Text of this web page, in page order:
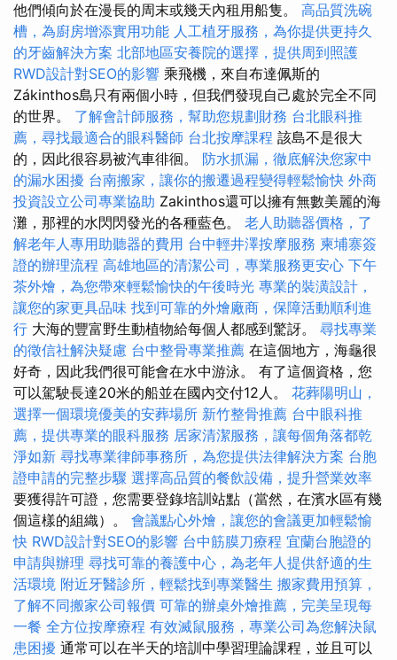
他們傾向於在漫長的周末或幾天內租用船隻。 高品質洗碗
槽，為廚房增添實用功能 人工植牙服務，為你提供更持久
的牙齒解決方案 北部地區安養院的選擇，提供周到照護
RWD設計對SEO的影響 乘飛機，來自布達佩斯的
Zákinthos島只有兩個小時，但我們發現自己處於完全不同
的世界。 了解會計師服務，幫助您規劃財務 台北眼科推
薦，尋找最適合的眼科醫師 台北按摩課程 該島不是很大
的，因此很容易被汽車徘徊。 防水抓漏，徹底解決您家中
的漏水困擾 台南搬家，讓你的搬遷過程變得輕鬆愉快 外商
投資設立公司專業協助 Zakinthos還可以擁有無​​數美麗的海
灘，那裡的水閃閃發光的各種藍色。 老人助聽器價格，了
解老年人專用助聽器的費用 台中輕井澤按摩服務 柬埔寨簽
證的辦理流程 高雄地區的清潔公司，專業服務更安心 下午
茶外燴，為您帶來輕鬆愉快的午後時光 專業的裝潢設計，
讓您的家更具品味 找到可靠的外燴廠商，保障活動順利進
行 大海的豐富野生動植物給每個人都感到驚訝。 尋找專業
的徵信社解決疑慮 台中整骨專業推薦 在這個地方，海龜很
好奇，因此我們很可能會在水中游泳。 有了這個資格，您
可以駕駛長達20米的船並在國內交付12人。 花葬陽明山，
選擇一個環境優美的安葬場所 新竹整骨推薦 台中眼科推
薦，提供專業的眼科服務 居家清潔服務，讓每個角落都乾
淨如新 尋找專業律師事務所，為您提供法律解決方案 台胞
證申請的完整步驟 選擇高品質的餐飲設備，提升營業效率
要獲得許可證，您需要登錄培訓站點（當然，在濱水區有幾
個這樣的組織）。 會議點心外燴，讓您的會議更加輕鬆愉
快 RWD設計對SEO的影響 台中筋膜刀療程 宜蘭台胞證的
申請與辦理 尋找可靠的養護中心，為老年人提供舒適的生
活環境 附近牙醫診所，輕鬆找到專業醫生 搬家費用預算，
了解不同搬家公司報價 可靠的辦桌外燴推薦，完美呈現每
一餐 全方位按摩療程 有效滅鼠服務，專業公司為您解決鼠
患困擾 通常可以在半天的培訓中學習理論課程，並​​且可以